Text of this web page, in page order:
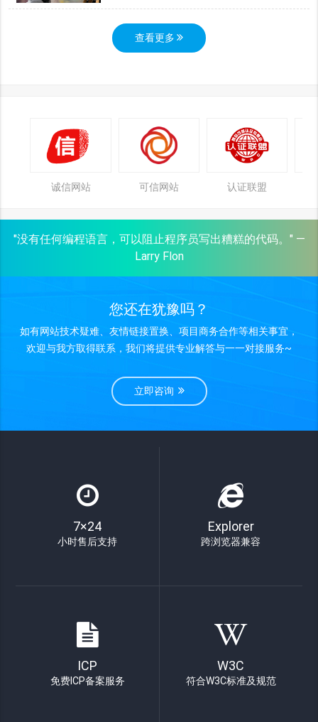
查看更多
诚信网站 可信网站 认证联盟
"没有任何编程语言，可以阻止程序员写出糟糕的代码。" —
Larry Flon
您还在犹豫吗？
如有网站技术疑难、友情链接置换、项目商务合作等相关事宜，
欢迎与我方取得联系，我们将提供专业解答与一一对接服务~
立即咨询
7×24
小时售后支持
Explorer
跨浏览器兼容
ICP
免费ICP备案服务
W3C
符合W3C标准及规范